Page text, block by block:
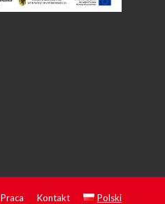
Praca Kontakt Polski